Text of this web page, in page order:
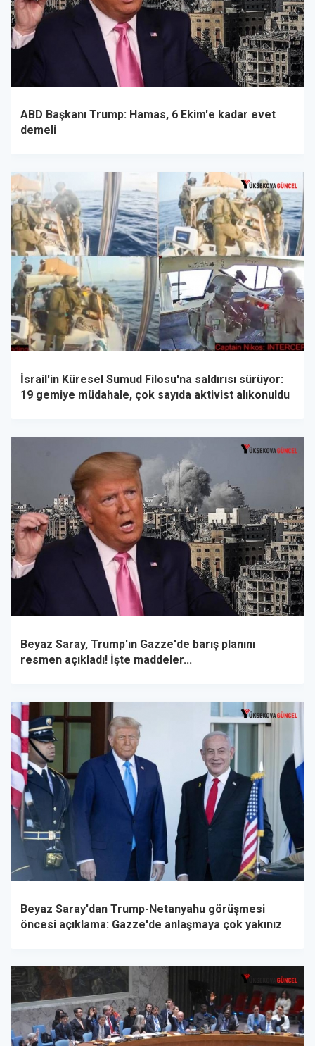
ABD Başkanı Trump: Hamas, 6 Ekim'e kadar evet
demeli
İsrail'in Küresel Sumud Filosu'na saldırısı sürüyor:
19 gemiye müdahale, çok sayıda aktivist alıkonuldu
Beyaz Saray, Trump'ın Gazze'de barış planını
resmen açıkladı! İşte maddeler...
Beyaz Saray'dan Trump-Netanyahu görüşmesi
öncesi açıklama: Gazze'de anlaşmaya çok yakınız